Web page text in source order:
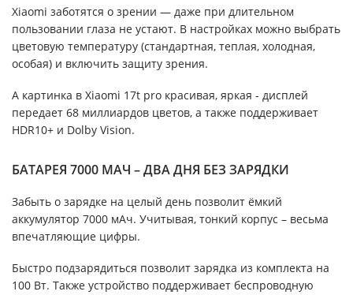
Xiaomi заботятся о зрении — даже при длительном
пользовании глаза не устают. В настройках можно выбрать
цветовую температуру (стандартная, теплая, холодная,
особая) и включить защиту зрения.
А картинка в Xiaomi 17t pro красивая, яркая - дисплей
передает 68 миллиардов цветов, а также поддерживает
HDR10+ и Dolby Vision.
БАТАРЕЯ 7000 МАЧ – ДВА ДНЯ БЕЗ ЗАРЯДКИ
Забыть о зарядке на целый день позволит ёмкий
аккумулятор 7000 мАч. Учитывая, тонкий корпус – весьма
впечатляющие цифры.
Быстро подзарядиться позволит зарядка из комплекта на
100 Вт. Также устройство поддерживает беспроводную